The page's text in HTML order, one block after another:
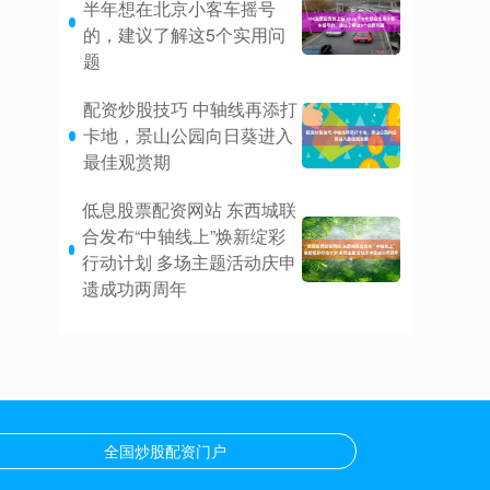
半年想在北京小客车摇号
的，建议了解这5个实用问
题
配资炒股技巧 中轴线再添打
卡地，景山公园向日葵进入
最佳观赏期
低息股票配资网站 东西城联
合发布“中轴线上”焕新绽彩
行动计划 多场主题活动庆申
遗成功两周年
全国炒股配资门户